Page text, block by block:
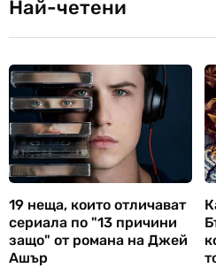
Най-четени
19 неща, които отличават
сериала по "13 причини
защо" от романа на Джей
Ашър